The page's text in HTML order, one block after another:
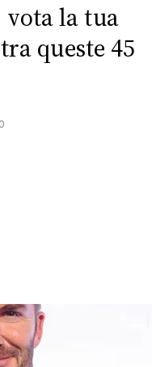
vota la tua
queste 45